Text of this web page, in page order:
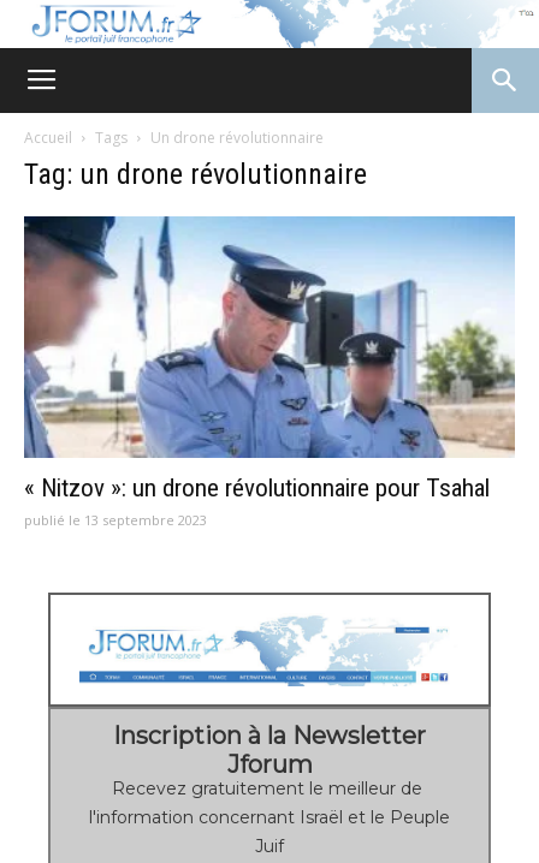
Accueil Tags Un drone révolutionnaire
Tag: un drone révolutionnaire
« Nitzov »: un drone révolutionnaire pour Tsahal
publié le 13 septembre 2023
Inscription à la Newsletter
Jforum
Recevez gratuitement le meilleur de
l'information concernant Israël et le Peuple
Juif